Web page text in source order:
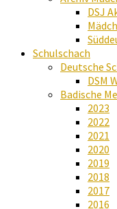
DSJ
Schulschach
Deutsche
DSM
Badische
2023
2022
2021
2020
2019
2018
2017
2016